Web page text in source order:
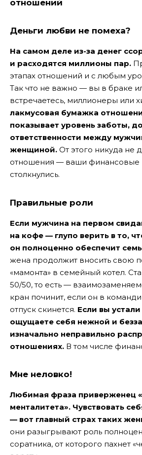
отношений
Деньги любви не помеха?
На самом деле из-за денег
и расходятся миллионы пар.
этапах отношений и с любым
Так что не важно — вы в браке
встречаетесь, миллионеры или
лакмусовая бумажка
показывает уровень заботы,
ответственности между
женщиной. От этого никуда не
отношения — ваши
столкнулись.
Правильные роли
Если мужчина на первом
на кофе — глупо верить в то,
он полноценно обеспечит
жена продолжит вносить свою
«мамонта» в семейный котел.
50/50, то есть —
кран починит, если он в
отпуск скинется. Если вы
ощущаете себя нежной и
изначально неправильно
отношениях. В том числе
Мне неловко!
Любимая фраза приверженец
менталитета». Чувствовать
— вот главный страх таких
они разыгрывают роль
соратника, от которого пахнет